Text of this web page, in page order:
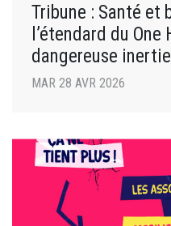
Tribune : Santé et
l’étendard du
dangereuse
MAR 28 AVR 2026